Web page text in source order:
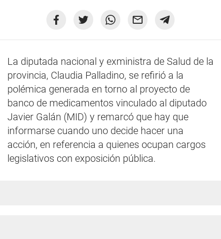
La diputada nacional y exministra de Salud de la
provincia, Claudia Palladino, se refirió a la
polémica generada en torno al proyecto de
banco de medicamentos vinculado al diputado
Javier Galán (MID) y remarcó que hay que
informarse cuando uno decide hacer una
acción, en referencia a quienes ocupan cargos
legislativos con exposición pública.